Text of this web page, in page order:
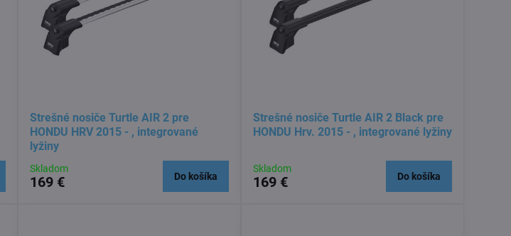
Strešné nosiče Turtle AIR 2 pre
HONDU HRV 2015 - , integrované
lyžiny
Skladom
169 € Do košíka
Strešné nosiče Turtle AIR 2 Black pre
HONDU Hrv. 2015 - , integrované lyžiny
Skladom
169 € Do košíka